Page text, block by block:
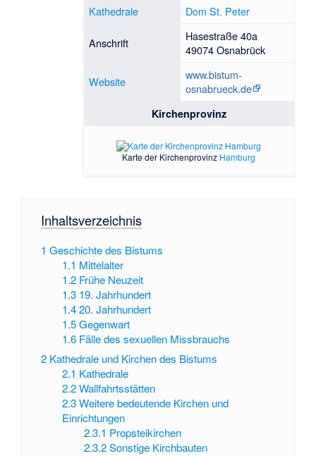
Kathedrale
Dom St. Peter
Anschrift
Hasestraße 40a
49074 Osnabrück
Website
www.bistum-
osnabrueck.de
Kirchenprovinz
Karte der Kirchenprovinz Hamburg
Inhaltsverzeichnis
1 Geschichte des Bistums
1.1 Mittelalter
1.2 Frühe Neuzeit
1.3 19. Jahrhundert
1.4 20. Jahrhundert
1.5 Gegenwart
1.6 Fälle des sexuellen Missbrauchs
2 Kathedrale und Kirchen des Bistums
2.1 Kathedrale
2.2 Wallfahrtsstätten
2.3 Weitere bedeutende Kirchen und
Einrichtungen
2.3.1 Propsteikirchen
2.3.2 Sonstige Kirchbauten